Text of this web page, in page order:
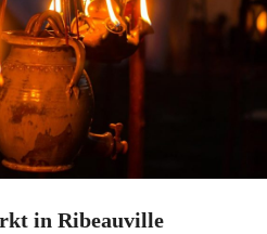
in Ribeauville